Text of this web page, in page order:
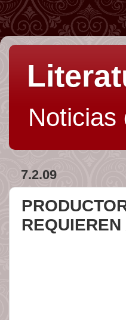
Noticias
7.2.09